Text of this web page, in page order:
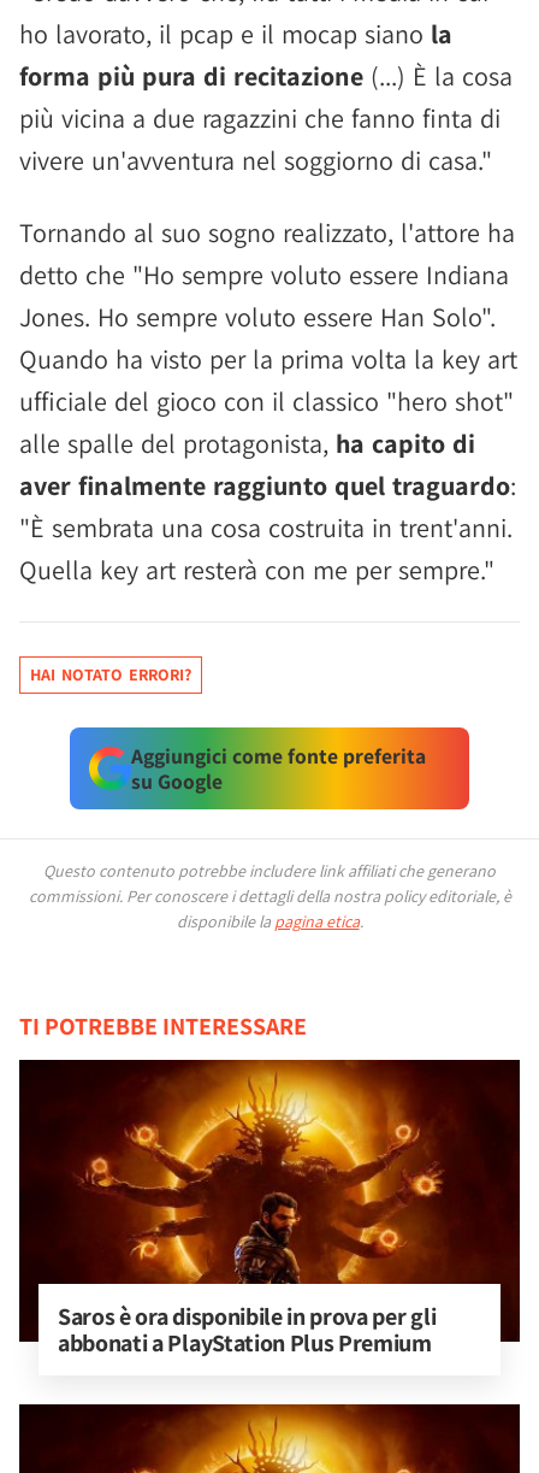
ho lavorato, il pcap e il mocap siano la
forma più pura di recitazione (...) È la cosa
più vicina a due ragazzini che fanno finta di
vivere un'avventura nel soggiorno di casa."
Tornando al suo sogno realizzato, l'attore ha
detto che "Ho sempre voluto essere Indiana
Jones. Ho sempre voluto essere Han Solo".
Quando ha visto per la prima volta la key art
ufficiale del gioco con il classico "hero shot"
alle spalle del protagonista, ha capito di
aver finalmente raggiunto quel traguardo:
"È sembrata una cosa costruita in trent'anni.
Quella key art resterà con me per sempre."
HAI NOTATO ERRORI?
Aggiungici come fonte preferita
su Google
Questo contenuto potrebbe includere link affiliati che generano
commissioni. Per conoscere i dettagli della nostra policy editoriale, è
disponibile la pagina etica.
TI POTREBBE INTERESSARE
Saros è ora disponibile in prova per gli
abbonati a PlayStation Plus Premium